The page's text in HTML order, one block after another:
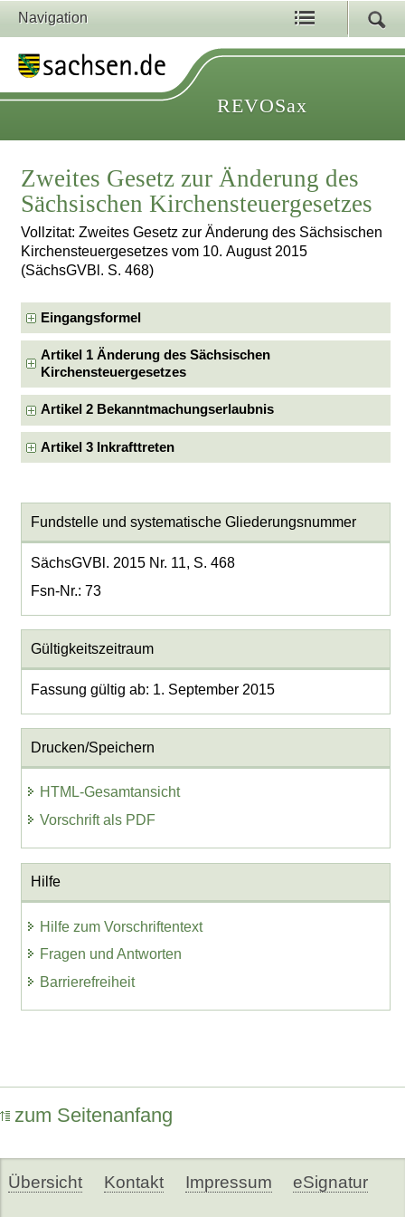
Navigation
REVOSax
Zweites Gesetz zur Änderung des
Sächsischen Kirchensteuergesetzes
Vollzitat: Zweites Gesetz zur Änderung des Sächsischen
Kirchensteuergesetzes vom 10. August 2015
(SächsGVBl. S. 468)
Eingangsformel
Artikel 1 Änderung des Sächsischen
Kirchensteuergesetzes
Artikel 2 Bekanntmachungserlaubnis
Artikel 3 Inkrafttreten
Fundstelle und systematische Gliederungsnummer
SächsGVBl. 2015 Nr. 11, S. 468
Fsn-Nr.: 73
Gültigkeitszeitraum
Fassung gültig ab: 1. September 2015
Drucken/Speichern
HTML-Gesamtansicht
Vorschrift als PDF
Hilfe
Hilfe zum Vorschriftentext
Fragen und Antworten
Barrierefreiheit
zum Seitenanfang
Übersicht Kontakt Impressum eSignatur